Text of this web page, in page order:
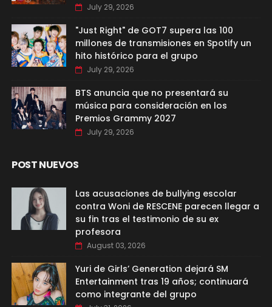
July 29, 2026
"Just Right" de GOT7 supera las 100
millones de transmisiones en Spotify un
hito histórico para el grupo
July 29, 2026
BTS anuncia que no presentará su
música para consideración en los
Premios Grammy 2027
July 29, 2026
POST NUEVOS
Las acusaciones de bullying escolar
contra Woni de RESCENE parecen llegar a
su fin tras el testimonio de su ex
profesora
August 03, 2026
Yuri de Girls’ Generation dejará SM
Entertainment tras 19 años; continuará
como integrante del grupo